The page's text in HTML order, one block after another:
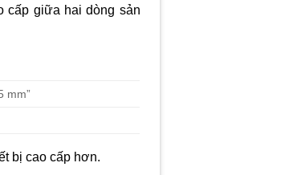
cấp giữa hai dòng sản
mm”
bị cao cấp hơn.